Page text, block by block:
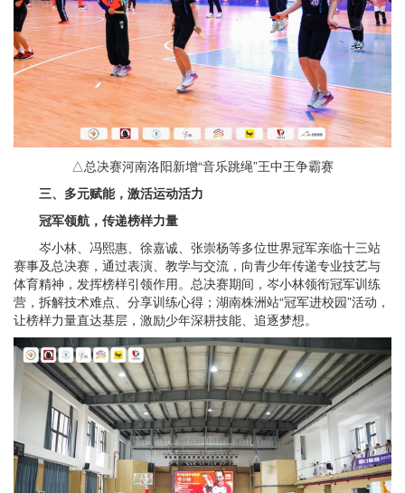
△总决赛河南洛阳新增“音乐跳绳”王中王争霸赛
三、多元赋能，激活运动活力
冠军领航，传递榜样力量
岑小林、冯熙惠、徐嘉诚、张崇杨等多位世界冠军亲临十三站
赛事及总决赛，通过表演、教学与交流，向青少年传递专业技艺与
体育精神，发挥榜样引领作用。总决赛期间，岑小林领衔冠军训练
营，拆解技术难点、分享训练心得；湖南株洲站“冠军进校园”活动，
让榜样力量直达基层，激励少年深耕技能、追逐梦想。